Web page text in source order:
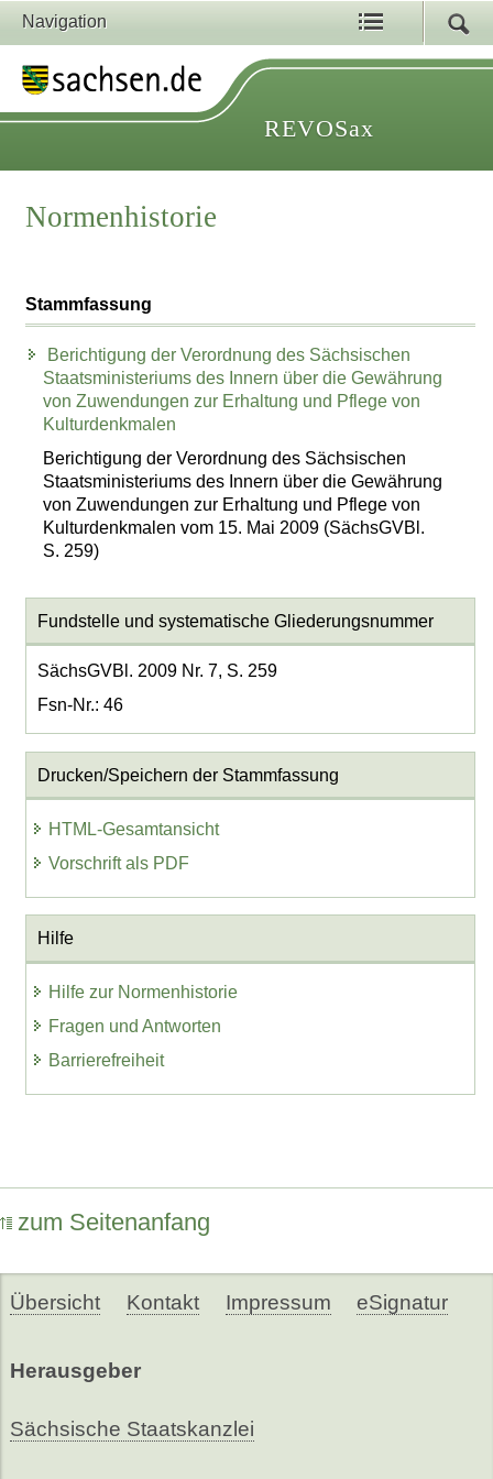
Navigation
REVOSax
Normenhistorie
Stammfassung
Berichtigung der Verordnung des Sächsischen
Staatsministeriums des Innern über die Gewährung
von Zuwendungen zur Erhaltung und Pflege von
Kulturdenkmalen
Berichtigung der Verordnung des Sächsischen
Staatsministeriums des Innern über die Gewährung
von Zuwendungen zur Erhaltung und Pflege von
Kulturdenkmalen vom 15. Mai 2009 (SächsGVBl.
S. 259)
Fundstelle und systematische Gliederungsnummer
SächsGVBl. 2009 Nr. 7, S. 259
Fsn-Nr.: 46
Drucken/Speichern der Stammfassung
HTML-Gesamtansicht
Vorschrift als PDF
Hilfe
Hilfe zur Normenhistorie
Fragen und Antworten
Barrierefreiheit
zum Seitenanfang
Übersicht Kontakt Impressum eSignatur
Herausgeber
Sächsische Staatskanzlei